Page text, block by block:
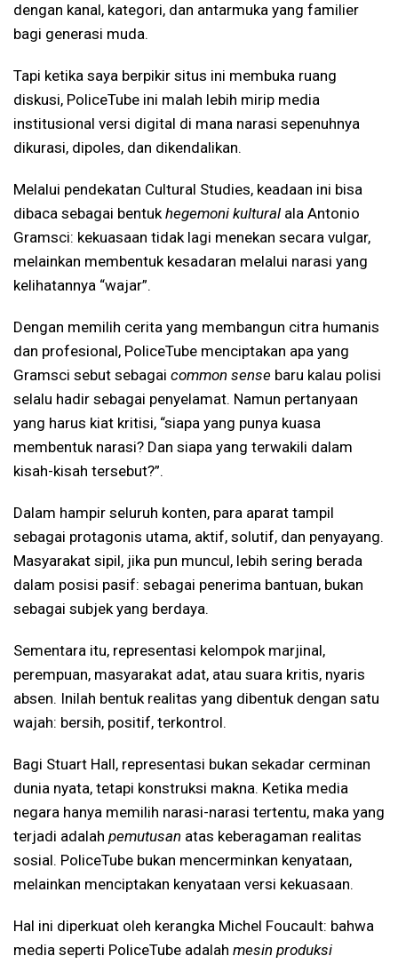
dengan kanal, kategori, dan antarmuka yang familier
bagi generasi muda.
Tapi ketika saya berpikir situs ini membuka ruang
diskusi, PoliceTube ini malah lebih mirip media
institusional versi digital di mana narasi sepenuhnya
dikurasi, dipoles, dan dikendalikan.
Melalui pendekatan Cultural Studies, keadaan ini bisa
dibaca sebagai bentukhegemoni kultural ala Antonio
Gramsci: kekuasaan tidak lagi menekan secara vulgar,
melainkan membentuk kesadaran melalui narasi yang
kelihatannya “wajar”.
Dengan memilih cerita yang membangun citra humanis
dan profesional, PoliceTube menciptakan apa yang
Gramsci sebut sebagai common sense baru kalau polisi
selalu hadir sebagai penyelamat. Namun pertanyaan
yang harus kiat kritisi, “siapa yang punya kuasa
membentuk narasi? Dan siapa yang terwakili dalam
kisah-kisah tersebut?”.
Dalam hampir seluruh konten, para aparat tampil
sebagai protagonis utama, aktif, solutif, dan penyayang.
Masyarakat sipil, jika pun muncul, lebih sering berada
dalam posisi pasif: sebagai penerima bantuan, bukan
sebagai subjek yang berdaya.
Sementara itu, representasi kelompok marjinal,
perempuan, masyarakat adat, atau suara kritis, nyaris
absen. Inilah bentuk realitas yang dibentuk dengan satu
wajah: bersih, positif, terkontrol.
Bagi Stuart Hall, representasi bukan sekadar cerminan
dunia nyata, tetapi konstruksi makna. Ketika media
negara hanya memilih narasi-narasi tertentu, maka yang
terjadi adalah pemutusan atas keberagaman realitas
sosial. PoliceTube bukan mencerminkan kenyataan,
melainkan menciptakan kenyataan versi kekuasaan.
Hal ini diperkuat oleh kerangka Michel Foucault: bahwa
media seperti PoliceTube adalah mesin produksi